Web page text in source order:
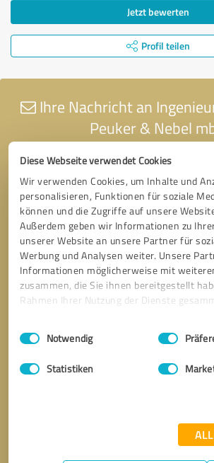
Diese Webseite verwendet Cookies
Wir verwenden Cookies, um Inhalte und
personalisieren, Funktionen für soziale
können und die Zugriffe auf unsere
Außerdem geben wir Informationen zu
unserer Website an unsere Partner für
Werbung und Analysen weiter. Unsere
Informationen möglicherweise mit
zusammen, die Sie ihnen bereitgestellt
Rahmen Ihrer Nutzung der Dienste
Impressum Datenschutzbestimmungen
Einwilligungsauswahl
Notwendig
Statistiken
Jetzt bewerten
Profil teilen
Ihre Nachricht an
Peuker & Nebel
*